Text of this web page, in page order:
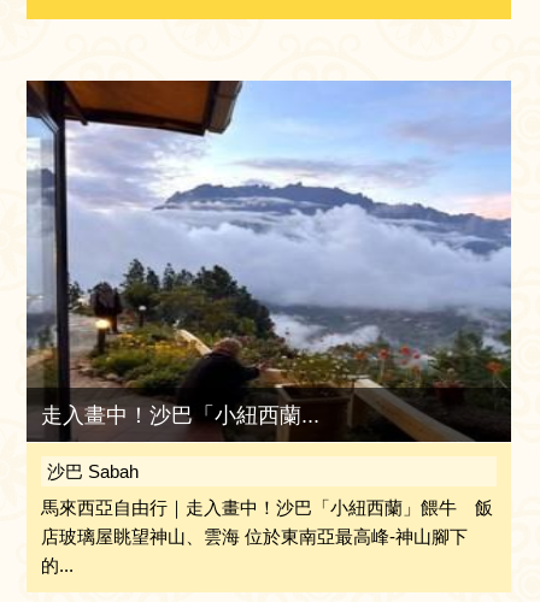
走入畫中！沙巴「小紐西蘭...
沙巴 Sabah
馬來西亞自由行｜走入畫中！沙巴「小紐西蘭」餵牛 飯
店玻璃屋眺望神山、雲海 位於東南亞最高峰-神山腳下
的...